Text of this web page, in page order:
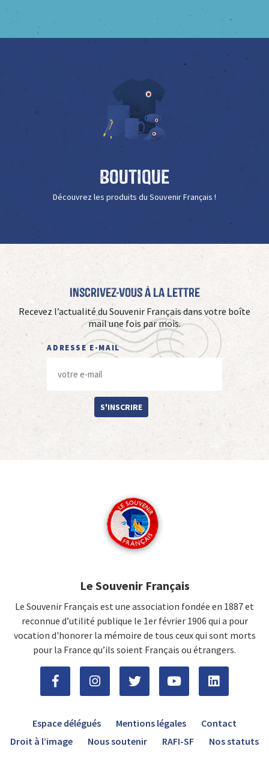
Boutique
Découvrez les produits du Souvenir Français !
Inscrivez-vous à La Lettre
Recevez l’actualité du Souvenir Français dans votre boîte
mail une fois par mois.
ADRESSE E-MAIL
S'INSCRIRE
Le Souvenir Français
Le Souvenir Français est une association fondée en 1887 et
reconnue d’utilité publique le 1er février 1906 qui a pour
vocation d'honorer la mémoire de tous ceux qui sont morts
pour la France qu’ils soient Français ou étrangers.
Espace délégués Mentions légales
Contact
Droit à l’image
Nous soutenir RAFI-SF Nos statuts